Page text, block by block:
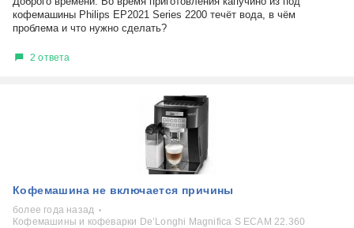
кофемашины Philips EP2021 Series 2200 течёт вода, в чём
проблема и что нужно сделать?
2 ответа
Кофемашина не включается причины
более года назад
Кофемашины и кофеварки De’Longhi Magnifica S ECAM 22.360